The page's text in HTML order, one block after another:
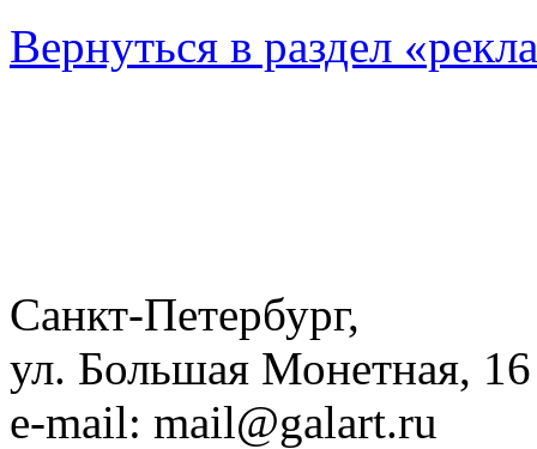
Вернуться в раздел
Санкт-Петербург,
ул. Большая Монетная, 16
e-mail: mail@galart.ru